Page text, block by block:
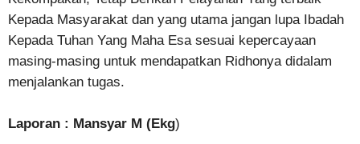
Kepada Masyarakat dan yang utama jangan lupa Ibadah
Kepada Tuhan Yang Maha Esa sesuai kepercayaan
masing-masing untuk mendapatkan Ridhonya didalam
menjalankan tugas.
Laporan : Mansyar M (Ekg)